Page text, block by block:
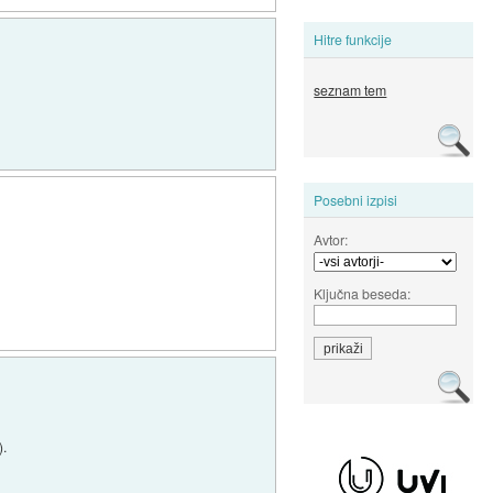
Hitre funkcije
seznam tem
Posebni izpisi
Avtor:
Ključna beseda: